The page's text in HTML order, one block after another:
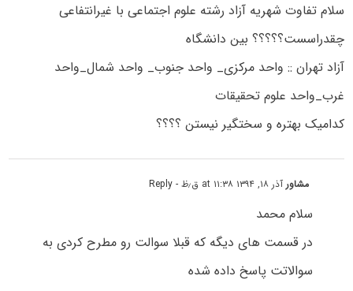
سلام تفاوت شهریه آزاد رشته علوم اجتماعی با غیرانتفاعی
چقدراسست؟؟؟؟؟ بین دانشگاه
آزاد تهران :: واحد مرکزی_ واحد جنوب_ واحد شمال_واحد
غرب_واحد علوم تحقیقات
کدامیک بهتره و سختگیر نیستن ؟؟؟؟
مشاورآذر ۱۸, ۱۳۹۴ at ۱۱:۳۸ ق٫ظ - Reply
سلام محمد
در قسمت های دیگه که قبلا سوالت رو مطرح کردی به
سوالاتت پاسخ داده شده